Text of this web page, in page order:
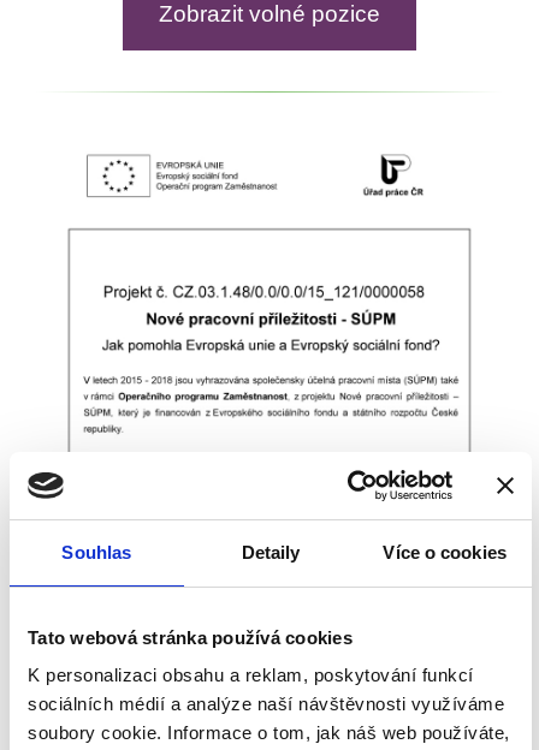
Souhlas Detaily Více o cookies
Tato webová stránka používá cookies
K personalizaci obsahu a reklam, poskytování funkcí
sociálních médií a analýze naší návštěvnosti využíváme
soubory cookie. Informace o tom, jak náš web používáte,
Zobrazit volné pozice